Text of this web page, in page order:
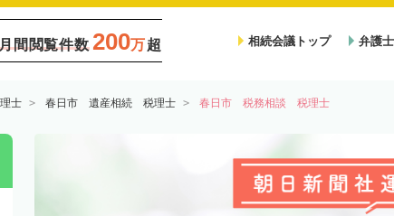
間閲覧件数 200万超 相続会議トップ 弁護
士 春日市 遺産相続 税理士 春日市 税務相談 税理士